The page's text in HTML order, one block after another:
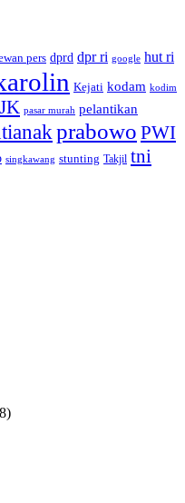
pers dprd dpr ri google hut ri
Kejati kodam kodim
pasar murah pelantikan
prabowo PWI
singkawang stunting Takjil tni